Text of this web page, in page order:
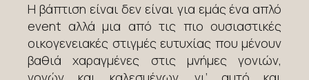
Η βάπτιση είναι δεν είναι για εμάς ένα απλό
event αλλά μια από τις πιο ουσιαστικές
οικογενειακές στιγμές ευτυχίας που μένουν
βαθιά χαραγμένες στις μνήμες γονιών,